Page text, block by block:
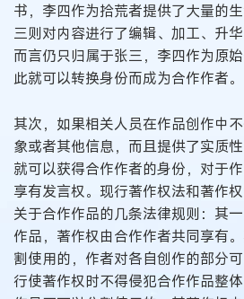
书，李四作为拾荒者提供了大量的
三则对内容进行了编辑、加工、升
而言仍只归属于张三，李四作为原
此就可以转换身份而成为合作作者。
其次，如果相关人员在作品创作中
象或者其他信息，而且提供了实质性
就可以获得合作作者的身份，对于
享有发言权。现行著作权法和著作
关于合作作品的几条法律规则：其
作品，著作权由合作作者共同享有
割使用的，作者对各自创作的部分
行使著作权时不得侵犯合作作品整